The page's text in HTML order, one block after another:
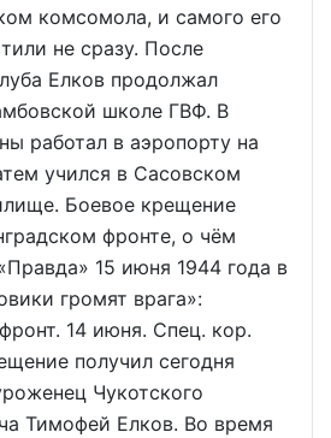
комсомола, и самого его
не сразу. После
Елков продолжал
школе ГВФ. В
работал в аэропорту на
учился в Сасовском
Боевое крещение
фронте, о чём
15 июня 1944 года в
громят врага»:
14 июня. Спец. кор.
получил сегодня
Чукотского
Тимофей Елков. Во время